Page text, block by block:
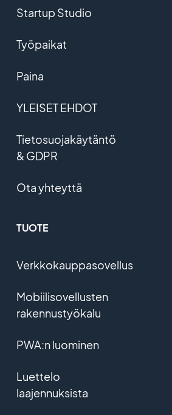
Startup Studio
Työpaikat
Paina
YLEISET EHDOT
Tietosuojakäytäntö
& GDPR
Ota yhteyttä
TUOTE
Verkkokauppasovellus
Mobiilisovellusten
rakennustyökalu
PWA:n luominen
Luettelo
laajennuksista